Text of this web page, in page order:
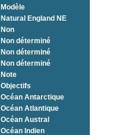
Modèle
Natural England NE
Non
Non déterminé
Non déterminé
Non déterminé
Note
Objectifs
Océan Antarctique
Océan Atlantique
Océan Austral
Océan Indien